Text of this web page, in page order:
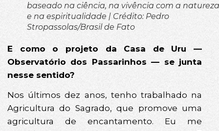
baseado na ciência, na vivência com a natureza
e na espiritualidade | Crédito: Pedro
Stropassolas/Brasil de Fato
E como o projeto da Casa de Uru —
Observatório dos Passarinhos — se junta
nesse sentido?
Nos últimos dez anos, tenho trabalhado na
Agricultura do Sagrado, que promove uma
agricultura de encantamento. Eu me